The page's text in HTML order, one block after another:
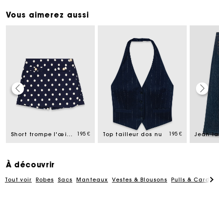
Vous aimerez aussi
Short trompe l'œil en lin mélangé 195 € Top tailleur dos nu 195 €
À découvrir
Tout voir Robes Sacs Manteaux Vestes & Blousons Pulls &
Carte Cadeau Maje : la meilleure façon d'offrir le
cadeau parfait
Livraison à domicile offerte sous 2 jours ouvrés
Paiement en plusieurs fois sans frais